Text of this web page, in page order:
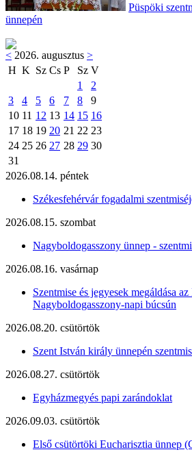
Püspöki
ünnepén
< 2026. augusztus >
H K Sz Cs P Sz V
1
2
3
4 5 6 7 8
9
10 11 12 13 14 15 16
17 18 19 20 21 22 23
24 25 26 27 28 29 30
31
2026.08.14. péntek
Székesfehérvár fogadalmi
2026.08.15. szombat
Nagyboldogasszony ünnep -
2026.08.16. vasárnap
Szentmise és jegyesek megáldása az
Nagyboldogasszony-napi búcsún
2026.08.20. csütörtök
Szent István király ünnepén
2026.08.27. csütörtök
Egyházmegyés papi zarándoklat
2026.09.03. csütörtök
Első csütörtöki Eucharisztia ünnep